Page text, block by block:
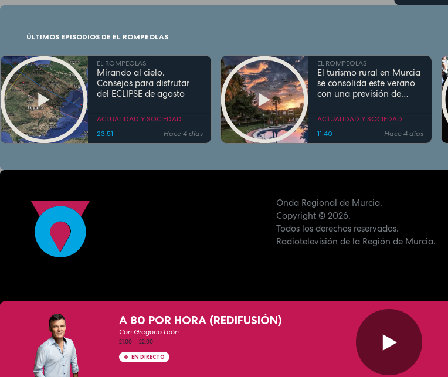
ÚLTIMOS EPISODIOS DE EL ROMPEOLAS
EL ROMPEOLAS
Mirando al cielo.
Consejos para disfrutar
del ECLIPSE de agosto
ACTUALIDAD Y SOCIEDAD
23:51
Hace 4 días
EL ROMPEOLAS
El turismo rural en Murcia
se consolida este verano
con una previsión de
93% en agosto
ACTUALIDAD Y SOCIEDAD
11:40
Hace 4 días
Onda Regional de Murcia.
Copyright© 2026.
Todos los derechos reservados.
Radiotelevisión de la Región de Murcia.
A 80 POR HORA (REDIFUSIÓN)
Con Gregorio León
21:00—22:00
EN DIRECTO